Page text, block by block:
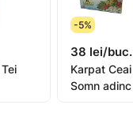
de lumina
-5%
38 lei/buc.
Karpat
Somn